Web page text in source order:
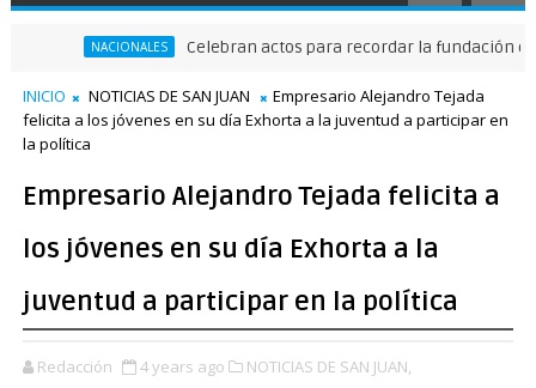
NACIONALES Celebran actos para recordar la fundación de Santo
INICIO NOTICIAS DE SAN JUAN
Empresario Alejandro Tejada
felicita a los jóvenes en su día Exhorta a la juventud a participar en
la política
Empresario Alejandro Tejada felicita a
los jóvenes en su día Exhorta a la
juventud a participar en la política
Redacción 4 years ago NOTICIAS DE SAN JUAN,